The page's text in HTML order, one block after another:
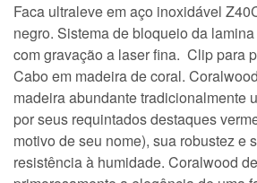
Faca ultraleve em aço inoxidável
negro. Sistema de bloqueio da
com gravação a laser fina. Clip para
Cabo em madeira de coral.
madeira abundante tradicionalmente
por seus requintados destaques
motivo de seu nome), sua robustez e
resistência à humidade. Coralwood